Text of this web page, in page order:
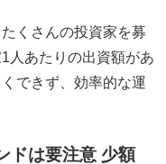
くさんの投資家を募
人あたりの出資額があ
できず、効率的な運
ドは要注意 少額